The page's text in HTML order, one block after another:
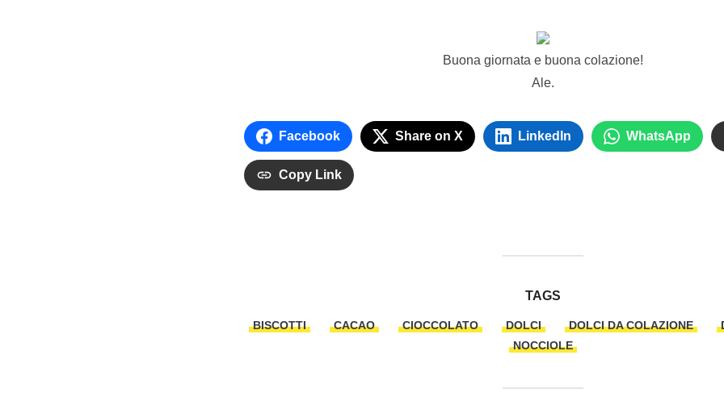
Buona giornata e buona colazione!
Ale.
Facebook Share on X LinkedIn WhatsApp
Copy Link
TAGS
BISCOTTI CACAO CIOCCOLATO DOLCI DOLCI DA COLAZIONE
NOCCIOLE